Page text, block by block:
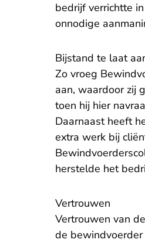
bedrijf verrichtte
onnodige
Bijstand te laat
Zo vroeg
aan, waardoor zij
toen hij hier
Daarnaast heeft
extra werk bij
herstelde het
​Vertrouwen
Vertrouwen van
de